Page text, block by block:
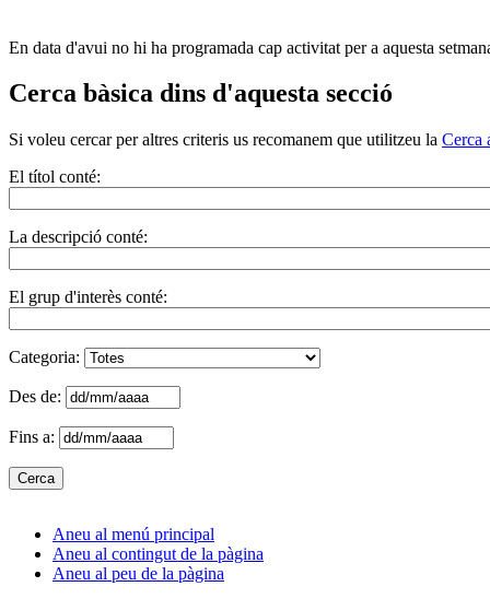
En data d'avui no hi ha programada cap activitat per a aquesta
Cerca bàsica dins d'aquesta secció
Si voleu cercar per altres criteris us recomanem que utilitzeu la Cerca
El títol conté:
La descripció conté:
El grup d'interès conté:
Categoria:
Des de:
Fins a:
Aneu al menú principal
Aneu al contingut de la pàgina
Aneu al peu de la pàgina